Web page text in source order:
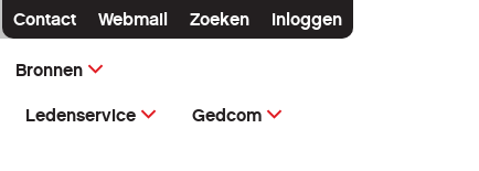
Contact Webmail Zoeken Inloggen
Bronnen
Ledenservice Gedcom